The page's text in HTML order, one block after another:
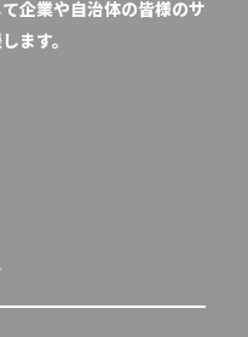
企業や自治体の皆様のサ
ます。